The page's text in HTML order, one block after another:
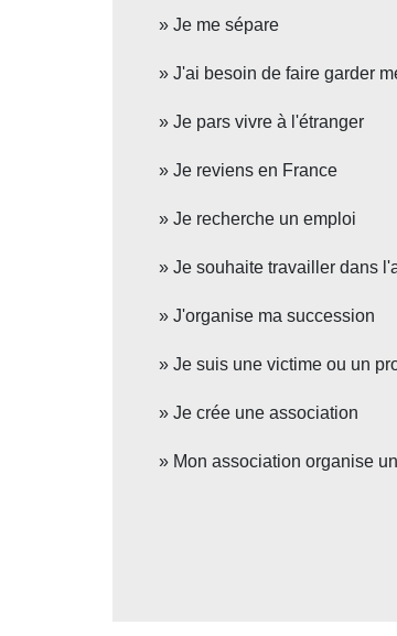
Je me sépare
J'ai besoin de faire garder
Je pars vivre à l'étranger
Je reviens en France
Je recherche un emploi
Je souhaite travailler dans
J'organise ma succession
Je suis une victime ou un
Je crée une association
Mon association organise